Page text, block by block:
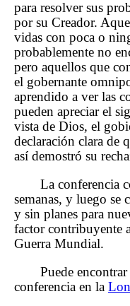
para resolver sus
por su Creador.
vidas con poca o
probablemente no
pero aquellos que
el gobernante
aprendido a ver las
pueden apreciar el
vista de Dios, el
declaración clara de
así demostró su
La conferencia
semanas, y luego se
y sin planes para
factor contribuyente
Guerra Mundial.
Puede
conferencia en la